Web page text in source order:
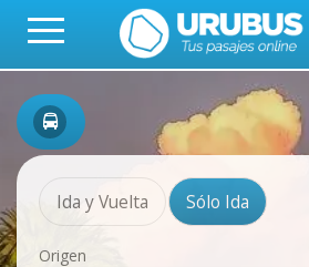
Ida y Vuelta Sólo Ida
Origen